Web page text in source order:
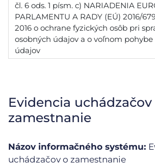
čl. 6 ods. 1 písm. c) NARIADENIA
PARLAMENTU A RADY (EÚ) 2016/
2016 o ochrane fyzických osôb pri
osobných údajov a o voľnom
údajov
Evidencia uchádzačov
zamestnanie
Názov informačného systému:
uchádzačov o zamestnanie